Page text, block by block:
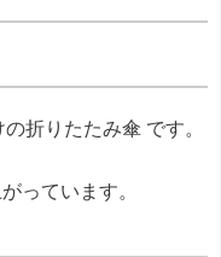
折りたたみ傘 です。
っています。